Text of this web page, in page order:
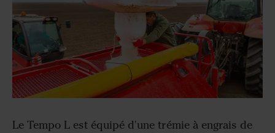
Le Tempo L est équipé d'une trémie à engrais de